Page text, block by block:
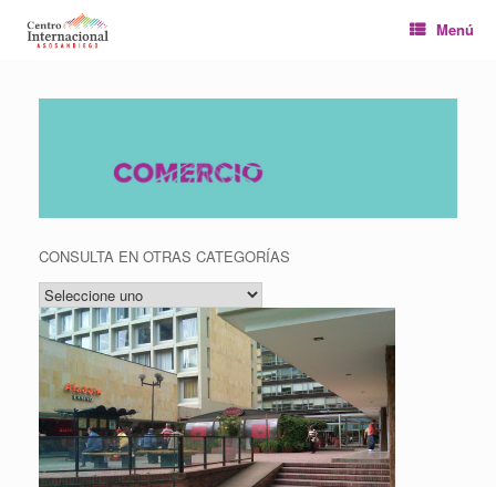
contenido
Menú
CONSULTA EN OTRAS CATEGORÍAS